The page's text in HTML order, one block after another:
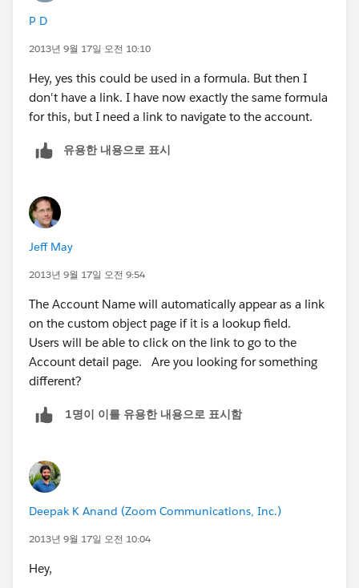
P D
2013년 9월 17일 오전 10:10
Hey, yes this could be used in a formula. But then I
don't have a link. I have now exactly the same formula
for this, but I need a link to navigate to the account.
유용한 내용으로 표시
Jeff May
2013년 9월 17일 오전 9:54
The Account Name will automatically appear as a link
on the custom object page if it is a lookup field.
Users will be able to click on the link to go to the
Account detail page. Are you looking for something
different?
1명이 이를 유용한 내용으로 표시함
Deepak K Anand (‎‎‎‎‎‎Zoom Communications, Inc.)
2013년 9월 17일 오전 10:04
Hey,